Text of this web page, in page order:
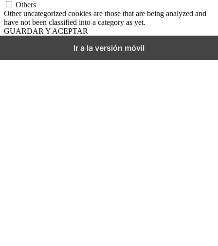
Others
Other uncategorized cookies are those that are being analyzed and
have not been classified into a category as yet.
GUARDAR Y ACEPTAR
Ir a la versión móvil